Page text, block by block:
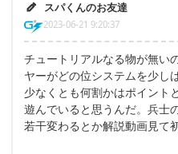
スパくんのお友達
2023-06-21 9:20:37
チュートリアルなる物が無い
ヤーがどの位システムを少し
少なくとも何割かはポイント
遊んでいると思うんだ。兵士
若干変わるとか解説動画見て